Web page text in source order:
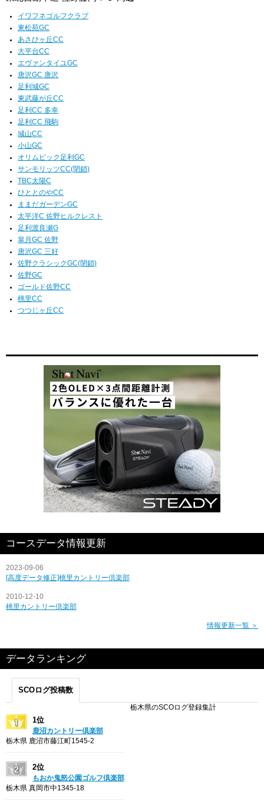
イワフネゴルフクラブ
東松苑GC
あさひヶ丘CC
大平台CC
エヴァンタイユGC
唐沢GC 唐沢
足利城GC
東武藤が丘CC
足利CC 多幸
足利CC 飛駒
城山CC
小山GC
オリムピック足利GC
サンモリッツCC(閉鎖)
TBC太陽C
ひととのやCC
ままだガーデンGC
太平洋C 佐野ヒルクレスト
足利渡良瀬G
皐月GC 佐野
唐沢GC 三好
佐野クラシックGC(閉鎖)
佐野GC
ゴールド佐野CC
桃里CC
つつじヶ丘CC
コースデータ情報更新
2023-09-06
[高度データ修正]桃里カントリー倶楽部
2010-12-10
桃里カントリー倶楽部
情報更新一覧 ＞
データランキング
SCOログ投稿数
栃木県のSCOログ登録集計
1位
鹿沼カントリー倶楽部
栃木県 鹿沼市藤江町1545-2
2位
もおか鬼怒公園ゴルフ倶楽部
栃木県 真岡市中1345-18